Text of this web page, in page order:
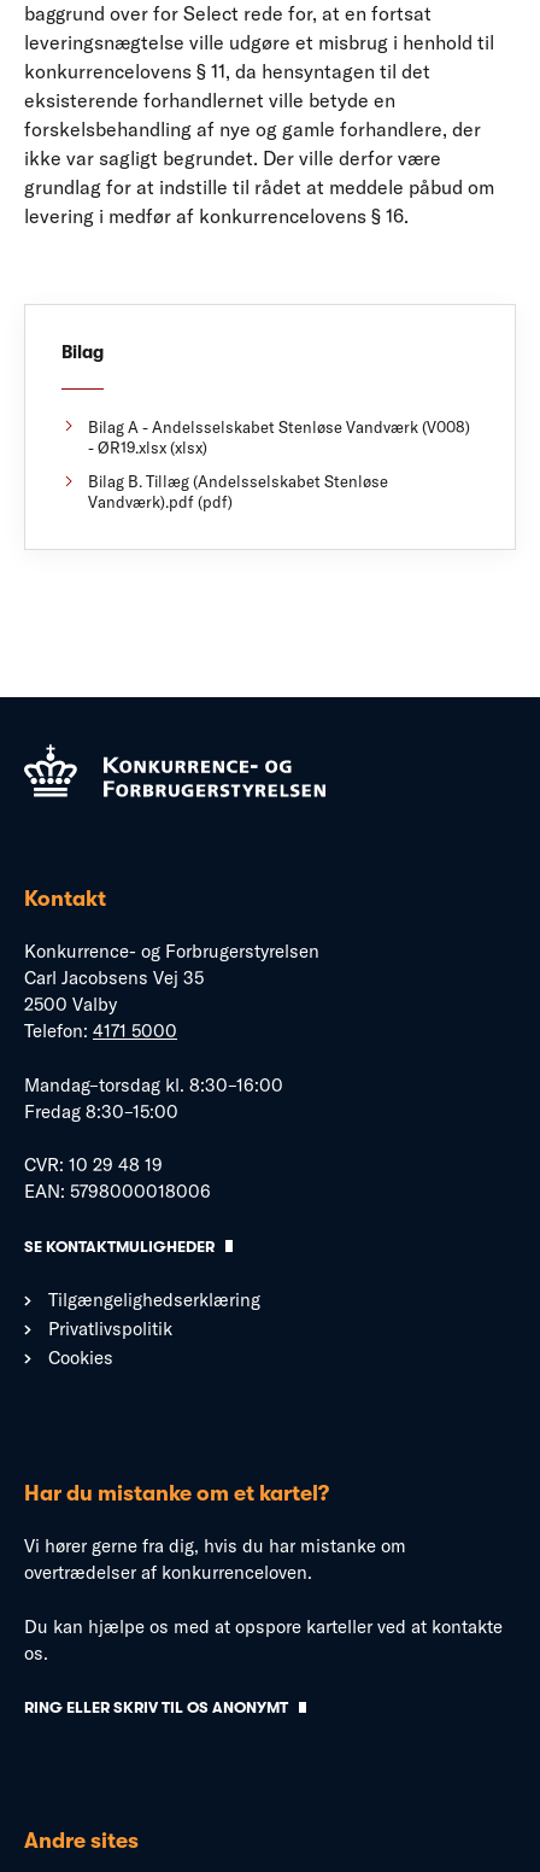
baggrund over for Select rede for, at en fortsat
leveringsnægtelse ville udgøre et misbrug i henhold til
konkurrencelovens § 11, da hensyntagen til det
eksisterende forhandlernet ville betyde en
forskelsbehandling af nye og gamle forhandlere, der
ikke var sagligt begrundet. Der ville derfor være
grundlag for at indstille til rådet at meddele påbud om
levering i medfør af konkurrencelovens § 16.
Bilag
Bilag A - Andelsselskabet Stenløse Vandværk (V008)
- ØR19.xlsx (xlsx)
Bilag B. Tillæg (Andelsselskabet Stenløse
Vandværk).pdf (pdf)
Kontakt
Konkurrence- og Forbrugerstyrelsen
Carl Jacobsens Vej 35
2500 Valby
Telefon: 4171 5000
Mandag–torsdag kl. 8:30–16:00
Fredag 8:30–15:00
CVR: 10 29 48 19
EAN: 5798000018006
SE KONTAKTMULIGHEDER
Tilgængelighedserklæring
Privatlivspolitik
Cookies
Har du mistanke om et kartel?
Vi hører gerne fra dig, hvis du har mistanke om
overtrædelser af konkurrenceloven.
Du kan hjælpe os med at opspore karteller ved at kontakte
os.
RING ELLER SKRIV TIL OS ANONYMT
Andre sites